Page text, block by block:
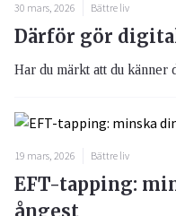
30 mars, 2026 Bättre liv
Därför gör
Har du märkt att du känner
19 mars, 2026 Bättre liv
EFT-tapping:
ångest